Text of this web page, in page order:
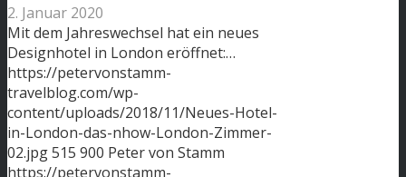
2. Januar 2020
Mit dem Jahreswechsel hat ein neues
Designhotel in London eröffnet:…
https://petervonstamm-
travelblog.com/wp-
content/uploads/2018/11/Neues-Hotel-
in-London-das-nhow-London-Zimmer-
02.jpg515 900 Peter von Stamm
https://petervonstamm-